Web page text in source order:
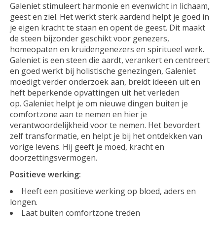
Galeniet stimuleert harmonie en evenwicht in lichaam,
geest en ziel. Het werkt sterk aardend helpt je goed in
je eigen kracht te staan en opent de geest. Dit maakt
de steen bijzonder geschikt voor genezers,
homeopaten en kruidengenezers en spiritueel werk.
Galeniet is een steen die aardt, verankert en centreert
en goed werkt bij holistische genezingen, Galeniet
moedigt verder onderzoek aan, breidt ideeën uit en
heft beperkende opvattingen uit het verleden
op. Galeniet helpt je om nieuwe dingen buiten je
comfortzone aan te nemen en hier je
verantwoordelijkheid voor te nemen. Het bevordert
zelf transformatie, en helpt je bij het ontdekken van
vorige levens. Hij geeft je moed, kracht en
doorzettingsvermogen.
Positieve werking:
Heeft een positieve werking op bloed, aders en
longen.
Laat buiten comfortzone treden